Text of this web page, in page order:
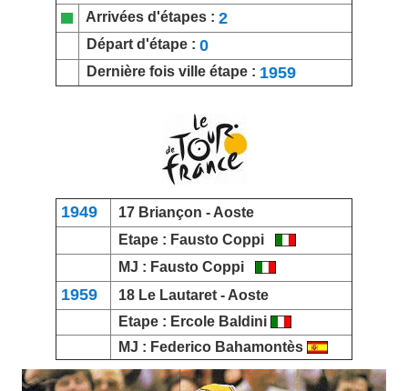
Arrivées d'étapes : 2
Départ d'étape : 0
Dernière fois ville étape : 1959
1949 17 Briançon - Aoste
Etape : Fausto Coppi
MJ : Fausto Coppi
1959 18 Le Lautaret - Aoste
Etape : Ercole Baldini
MJ : Federico Bahamontès